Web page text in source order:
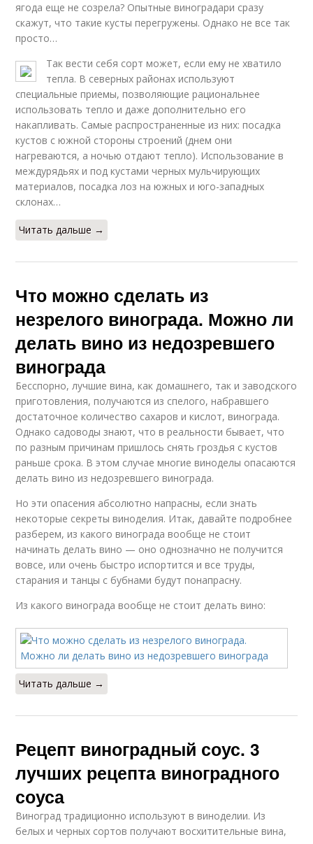
ягода еще не созрела? Опытные виноградари сразу
скажут, что такие кусты перегружены. Однако не все так
просто…
Так вести себя сорт может, если ему не хватило
тепла. В северных районах используют
специальные приемы, позволяющие рациональнее
использовать тепло и даже дополнительно его
накапливать. Самые распространенные из них: посадка
кустов с южной стороны строений (днем они
нагреваются, а ночью отдают тепло). Использование в
междурядьях и под кустами черных мульчирующих
материалов, посадка лоз на южных и юго-западных
склонах…
Читать дальше →
Что можно сделать из
незрелого винограда. Можно ли
делать вино из недозревшего
винограда
Бесспорно, лучшие вина, как домашнего, так и заводского
приготовления, получаются из спелого, набравшего
достаточное количество сахаров и кислот, винограда.
Однако садоводы знают, что в реальности бывает, что
по разным причинам пришлось снять гроздья с кустов
раньше срока. В этом случае многие виноделы опасаются
делать вино из недозревшего винограда.
Но эти опасения абсолютно напрасны, если знать
некоторые секреты виноделия. Итак, давайте подробнее
разберем, из какого винограда вообще не стоит
начинать делать вино — оно однозначно не получится
вовсе, или очень быстро испортится и все труды,
старания и танцы с бубнами будут понапрасну.
Из какого винограда вообще не стоит делать вино:
Читать дальше →
Рецепт виноградный соус. 3
лучших рецепта виноградного
соуса
Виноград традиционно используют в виноделии. Из
белых и черных сортов получают восхитительные вина,